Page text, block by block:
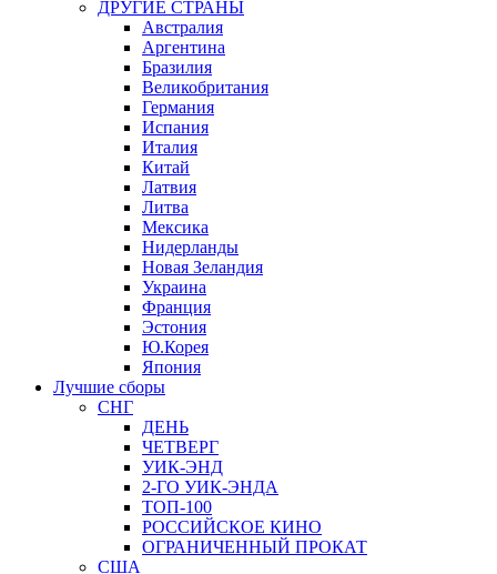
ДРУГИЕ СТРАНЫ
Австралия
Аргентина
Бразилия
Великобритания
Германия
Испания
Италия
Китай
Латвия
Литва
Мексика
Нидерланды
Новая Зеландия
Украина
Франция
Эстония
Ю.Корея
Япония
Лучшие сборы
СНГ
ДЕНЬ
ЧЕТВЕРГ
УИК-ЭНД
2-ГО УИК-ЭНДА
ТОП-100
РОССИЙСКОЕ КИНО
ОГРАНИЧЕННЫЙ ПРОКАТ
США